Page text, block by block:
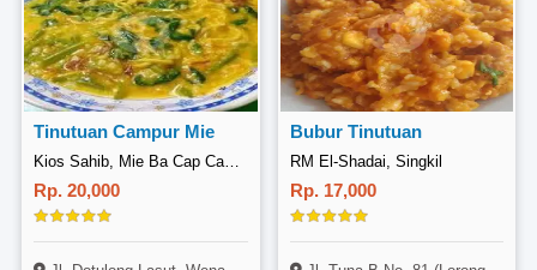
Tinutuan Campur Mie
Rp. 20,000
Bubur Tinutuan
RM El-Shadai, Singkil
Rp. 17,000